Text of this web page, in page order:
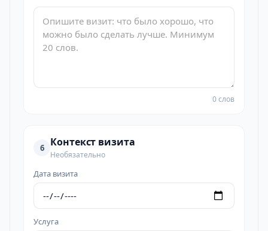
0 слов
6 Контекст визита
Необязательно
Дата визита
Услуга